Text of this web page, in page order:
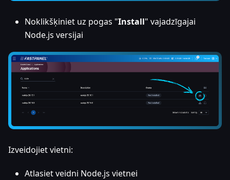
Noklikšķiniet uz pogas "Install" vajadzīgajai
Node.js versijai
Izveidojiet vietni:
Atlasiet veidni Node.js vietnei